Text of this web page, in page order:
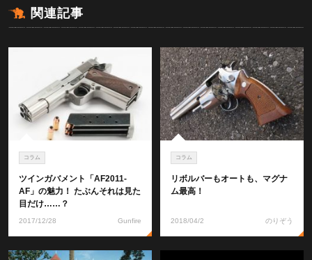
関連記事
コラム
ツインガバメント「AF2011-
AF」の魅力！ たぶんそれは見た
目だけ……？
2017/12/28 Gunfire
コラム
リボルバーもオートも、マグナ
ム最高！
2018/04/2 のりぞう